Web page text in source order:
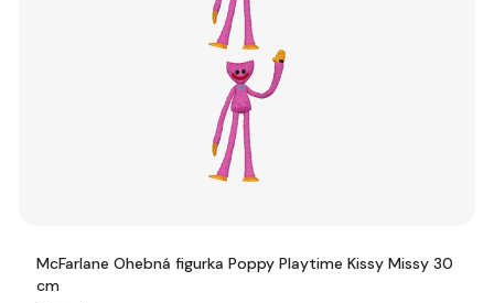
McFarlane Ohebná figurka Poppy Playtime Kissy Missy 30
cm